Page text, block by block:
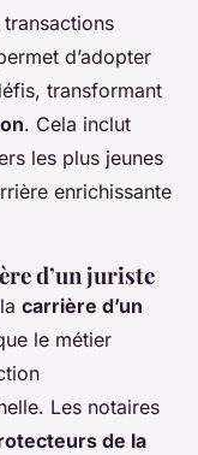
transactions
d’adopter
transformant
. Cela inclut
les plus jeunes
enrichissante
d’un juriste
carrière d’un
le métier
Les notaires
de la